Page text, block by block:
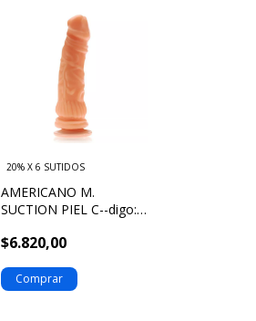
AMERICANO M.
SUCTION PIEL C--digo:
$6.820,00
20% X 6 SUTIDOS